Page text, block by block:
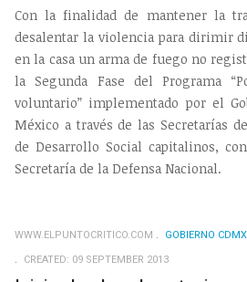
Con la finalidad de mantener la
desalentar la violencia para dirimir
en la casa un arma de fuego no
la Segunda Fase del Programa
voluntario” implementado por el
México a través de las Secretarías
de Desarrollo Social capitalinos,
Secretaría de la Defensa Nacional.
WWW.ELPUNTOCRITICO.COM
GOBIERNO CDMX
CREATED: 09 SEPTEMBER 2013